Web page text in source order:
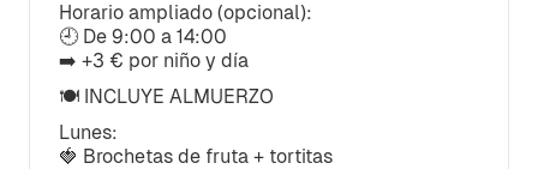
Horario ampliado (opcional):
🕘 De 9:00 a 14:00
➡️ +3 € por niño y día
🍽️ INCLUYE ALMUERZO
Lunes:
🍓 Brochetas de fruta + tortitas